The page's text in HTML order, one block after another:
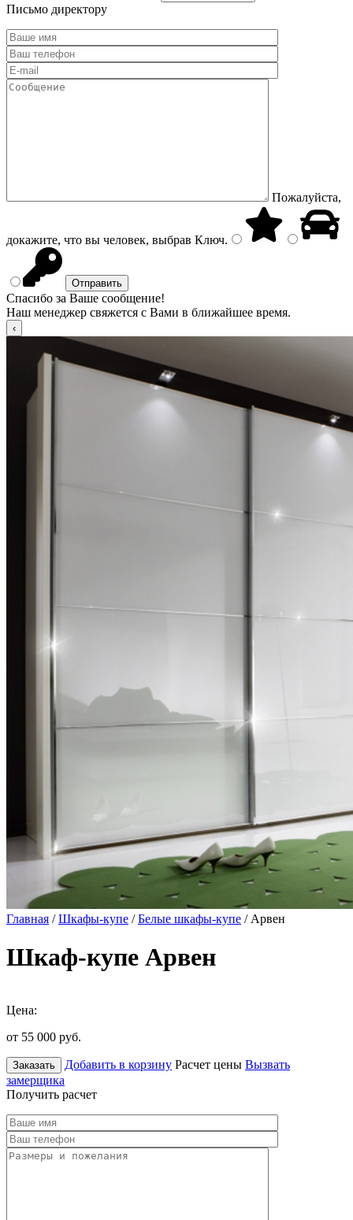
Письмо директору
Пожалуйста,
докажите, что вы человек, выбрав Ключ.
Спасибо за Ваше сообщение!
Наш менеджер свяжется с Вами в ближайшее время.
Главная /Шкафы-купе /Белые шкафы-купе / Арвен
Шкаф-купе Арвен
Цена:
от 55 000 руб.
Заказать Добавить в корзину Расчет цены Вызвать
замерщика
Получить расчет